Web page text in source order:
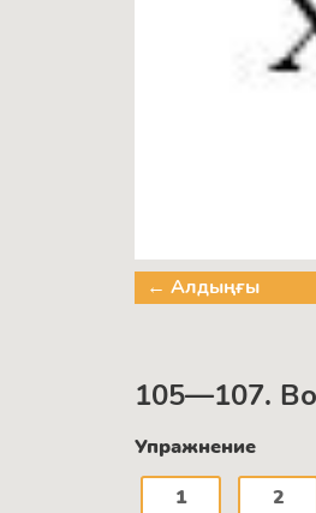
← Алдыңғы
105—107.
Упражнение
1
2